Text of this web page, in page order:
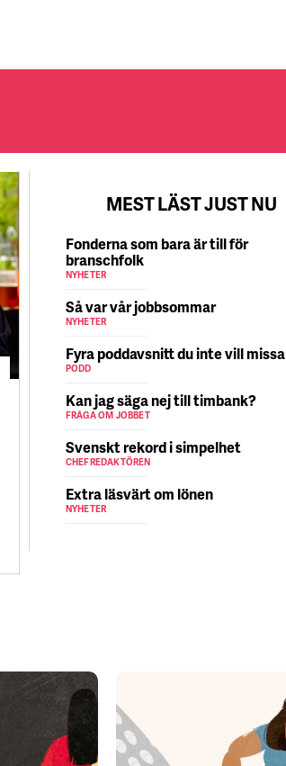
MEST LÄST JUST NU
Fonderna som bara är till för
branschfolk
NYHETER
Så var vår jobbsommar
NYHETER
Fyra poddavsnitt du inte vill missa
PODD
Kan jag säga nej till timbank?
FRÅGA OM JOBBET
Svenskt rekord i simpelhet
CHEFREDAKTÖREN
Extra läsvärt om lönen
NYHETER